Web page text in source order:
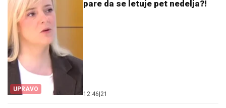
UPRAVO
pare da se letuje pet nedelja?!
12:46 21